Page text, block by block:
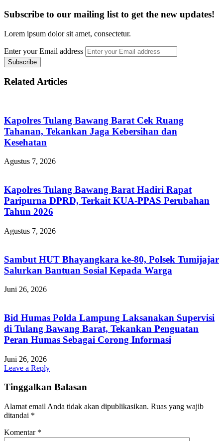
Subscribe to our mailing list to get the new updates!
Lorem ipsum dolor sit amet, consectetur.
Enter your Email address
Related Articles
Kapolres Tulang Bawang Barat Cek Ruang
Tahanan, Tekankan Jaga Kebersihan dan
Kesehatan
Agustus 7, 2026
Kapolres Tulang Bawang Barat Hadiri Rapat
Paripurna DPRD, Terkait KUA-PPAS Perubahan
Tahun 2026
Agustus 7, 2026
Sambut HUT Bhayangkara ke-80, Polsek Tumijajar
Salurkan Bantuan Sosial Kepada Warga
Juni 26, 2026
Bid Humas Polda Lampung Laksanakan Supervisi
di Tulang Bawang Barat, Tekankan Penguatan
Peran Humas Sebagai Corong Informasi
Juni 26, 2026
Leave a Reply
Tinggalkan Balasan
Alamat email Anda tidak akan dipublikasikan. Ruas yang wajib
ditandai *
Komentar *